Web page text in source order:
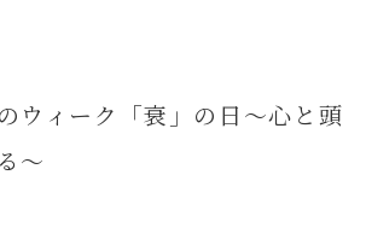
ィーク「衰」の日～心と頭
～